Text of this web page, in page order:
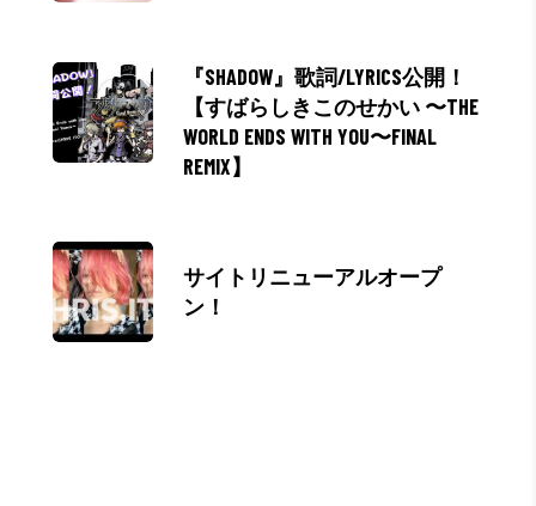
『SHADOW』歌詞/LYRICS公開！
【すばらしきこのせかい 〜THE
WORLD ENDS WITH YOU〜FINAL
REMIX】
サイトリニューアルオープ
ン！